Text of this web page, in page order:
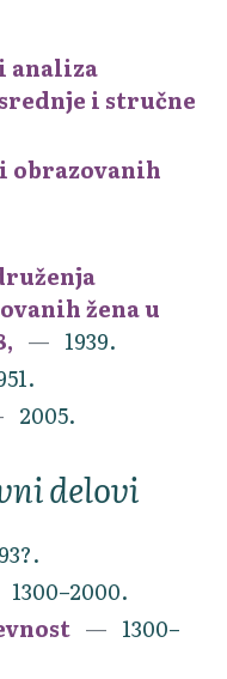
analiza
i stručne
obrazovanih
žena u
1939.
2005.
delovi
1300–2000.
1300–